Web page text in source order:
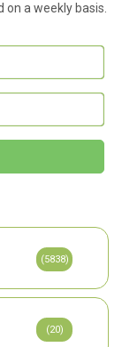
on a weekly basis.
(5838)
(20)